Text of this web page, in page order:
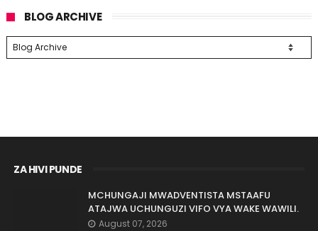
BLOG ARCHIVE
ZA HIVI PUNDE
MCHUNGAJI MWADVENTISTA MSTAAFU
ATAJWA UCHUNGUZI VIFO VYA WAKE WAWILI.
August 07, 2026